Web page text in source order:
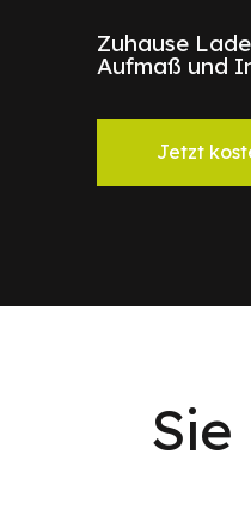
Zuhause
Aufmaß und
Jetzt